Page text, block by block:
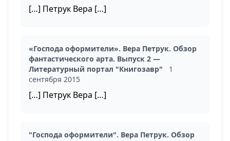
[…] Петрук Вера […]
«Господа оформители». Вера Петрук. Обзор
фантастического арта. Выпуск 2 —
Литературный портал "Книгозавр"
1
сентября 2015
[…] Петрук Вера […]
"Господа оформители". Вера Петрук. Обзор